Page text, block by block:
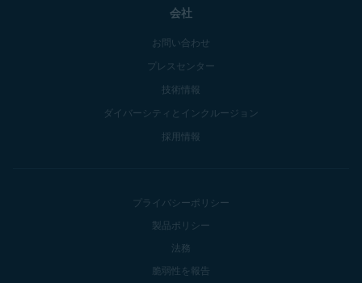
会社
お問い合わせ
プレスセンター
技術情報
ダイバーシティとインクルージョン
採用情報
プライバシーポリシー
製品ポリシー
法務
脆弱性を報告